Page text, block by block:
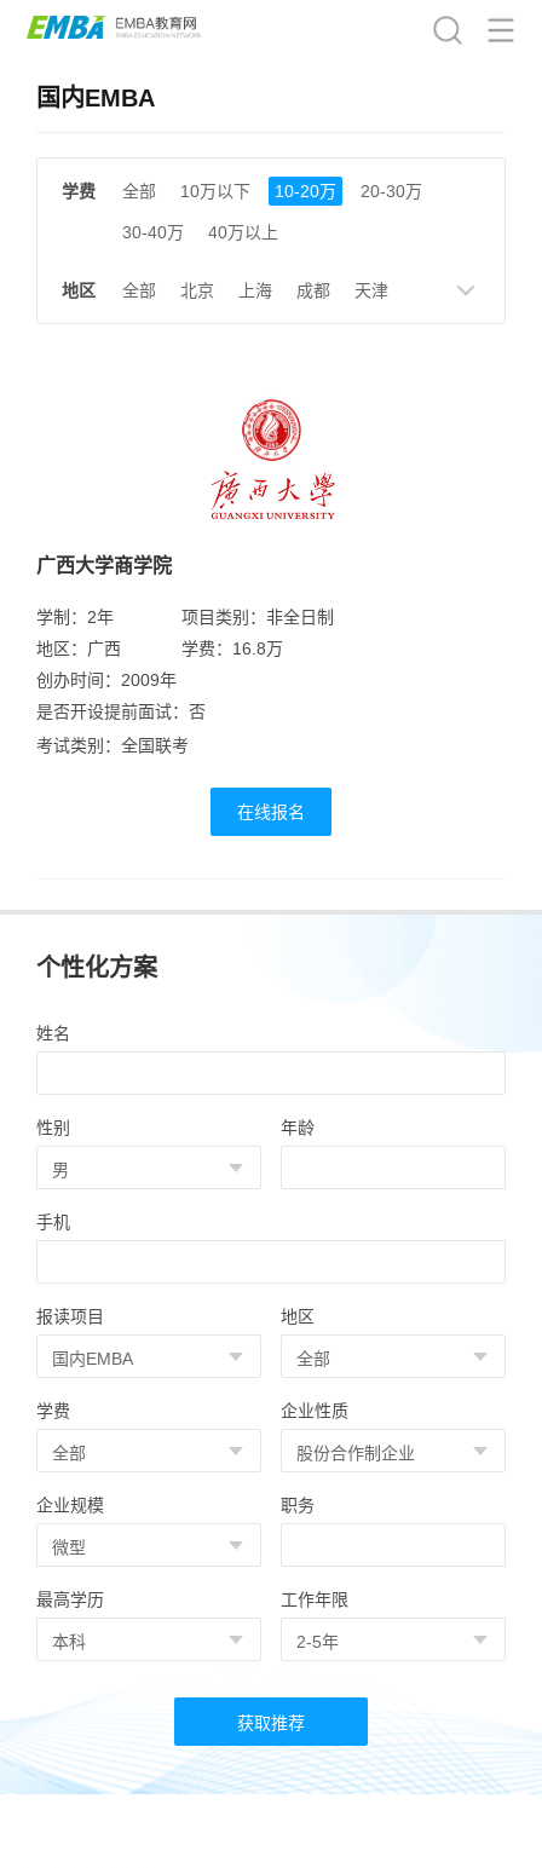
国内EMBA
学费 全部 10万以下 10-20万 20-30万
30-40万 40万以上
地区 全部 北京 上海 成都 天津
山东 安徽
广州
广西大学商学院
学制：2年
地区：广西
项目类别：非全日制
学费：16.8万
创办时间：2009年
是否开设提前面试：否
考试类别：全国联考
在线报名
个性化方案
姓名
性别 年龄
手机
报读项目 地区
学费 企业性质
企业规模 职务
最高学历 工作年限